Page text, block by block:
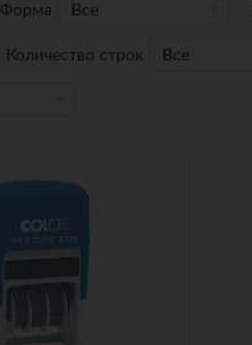
Форма Все
Количество строк Все